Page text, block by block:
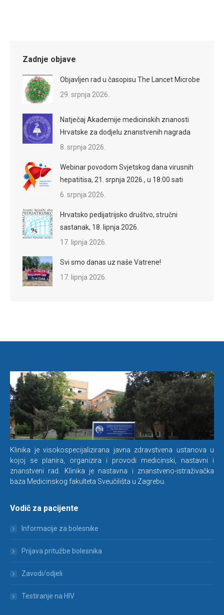
Zadnje objave
Objavljen rad u časopisu The Lancet Microbe
29. srpnja 2026.
Natječaj Akademije medicinskih znanosti
Hrvatske za dodjelu znanstvenih nagrada
8. srpnja 2026.
Webinar povodom Svjetskog dana virusnih
hepatitisa, 21. srpnja 2026., u 18:00 sati
6. srpnja 2026.
Hrvatsko pedijatrijsko društvo, stručni
sastanak, 18. lipnja 2026.
17. lipnja 2026.
Svi smo danas uz naše Vatrene!
17. lipnja 2026.
Klinika je visokospecijalizirana javna zdravstvena ustanova u
kojoj se planira, organizira i provodi medicinski, nastavni i
znanstveni rad. Klinika je nastavna i znanstveno-istraživačka
baza Medicinskog fakulteta Sveučilišta u Zagrebu.
Vodič za pacijente
Informacije za bolesnike
Prijava pritužbe bolesnika
Zavodi/odjeli
Testiranje na HIV